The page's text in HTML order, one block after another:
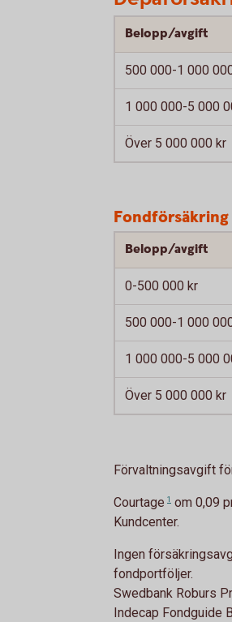
Belopp/avgift
500 000-1 000
1 000 000-5 000
Över 5 000 000 kr
Fondförsäkring
Belopp/avgift
0-500 000 kr
500 000-1 000
1 000 000-5 000
Över 5 000 000 kr
Förvaltningsavgift
Courtage 1 om 0,09
Kundcenter.
Ingen
fondportföljer.
Swedbank Roburs
Indecap Fondguide